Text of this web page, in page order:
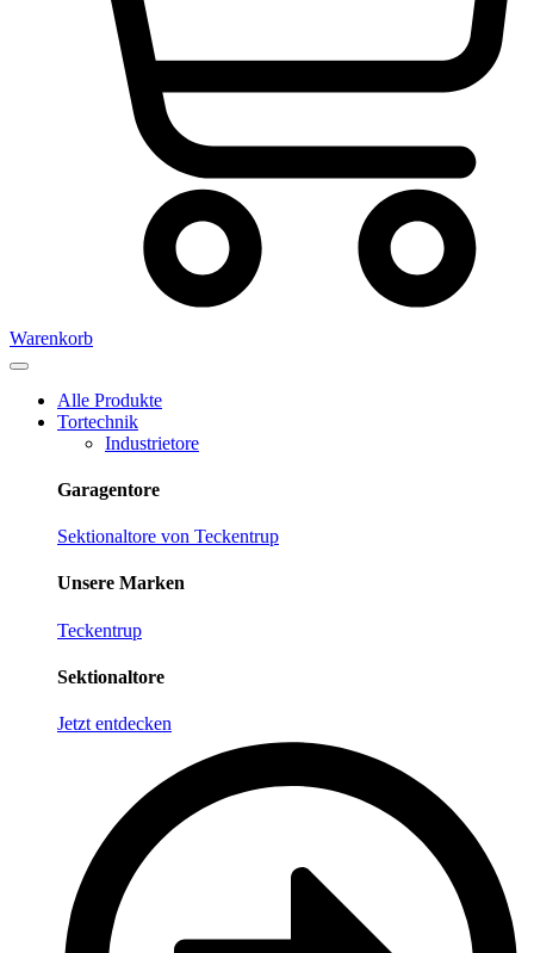
Warenkorb
Alle Produkte
Tortechnik
Industrietore
Garagentore
Sektionaltore von Teckentrup
Unsere Marken
Teckentrup
Sektionaltore
Jetzt entdecken